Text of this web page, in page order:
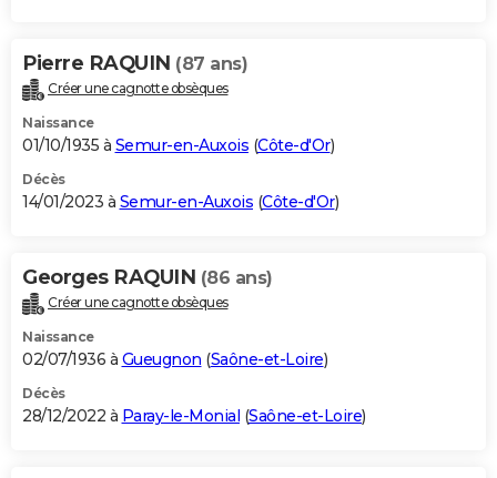
Pierre RAQUIN (87 ans)
Créer une cagnotte obsèques
Naissance
01/10/1935 à Semur-en-Auxois (Côte-d'Or)
Décès
14/01/2023 à Semur-en-Auxois (Côte-d'Or)
Georges RAQUIN (86 ans)
Créer une cagnotte obsèques
Naissance
02/07/1936 à Gueugnon (Saône-et-Loire)
Décès
28/12/2022 à Paray-le-Monial (Saône-et-Loire)